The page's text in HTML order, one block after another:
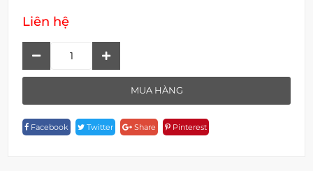
Liên hệ
W
2833-
MUA HÀNG
Facebook Twitter Share Pinterest